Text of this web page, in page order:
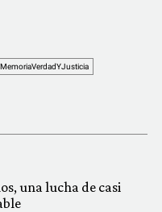
una lucha de casi